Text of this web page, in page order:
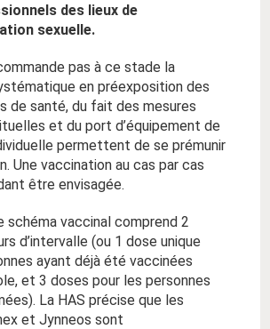
des lieux de
sexuelle.
pas à ce stade la
en préexposition des
de santé, du fait des mesures
et du port d’équipement de
permettent de se prémunir
Une vaccination au cas par cas
être envisagée.
schéma vaccinal comprend 2
d’intervalle (ou 1 dose unique
ayant déjà été vaccinées
et 3 doses pour les personnes
La HAS précise que les
et Jynneos sont